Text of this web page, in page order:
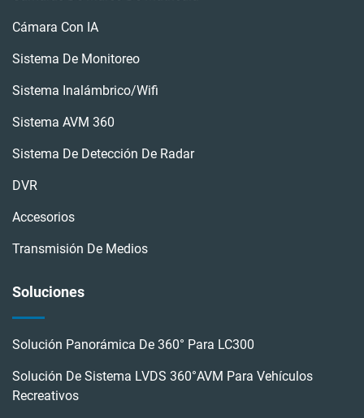
Cámara Con IA
Sistema De Monitoreo
Sistema Inalámbrico/wifi
Sistema AVM 360
Sistema De Detección De Radar
DVR
Accesorios
Transmisión De Medios
Soluciones
Solución Panorámica De 360° Para LC300
Solución De Sistema LVDS 360°AVM Para Vehículos
Recreativos